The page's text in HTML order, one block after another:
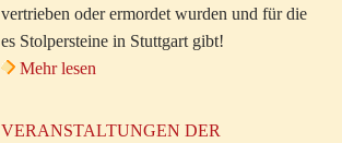
vertrieben oder ermordet wurden und für die
es Stolpersteine in Stuttgart gibt!
Mehr lesen
VERANSTALTUNGEN DER